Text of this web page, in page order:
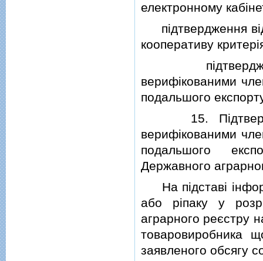
електронному
пiдтвердження
кооперативу
верифiкованими
подальшого
15.
верифiкованими
подальшого
Державного
На пiдставi
або рiпаку у
аграрного реєстру
товаровиробника
заявленого обсягу